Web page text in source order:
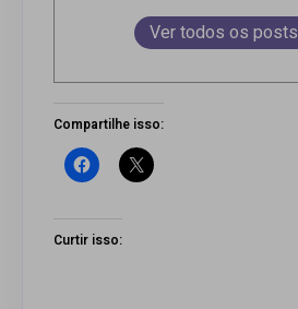
Ver todos os posts
Compartilhe isso:
Curtir isso: